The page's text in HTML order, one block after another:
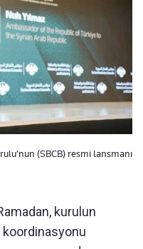
(SBCB) resmi lansmanı
kurulun
koordinasyonu